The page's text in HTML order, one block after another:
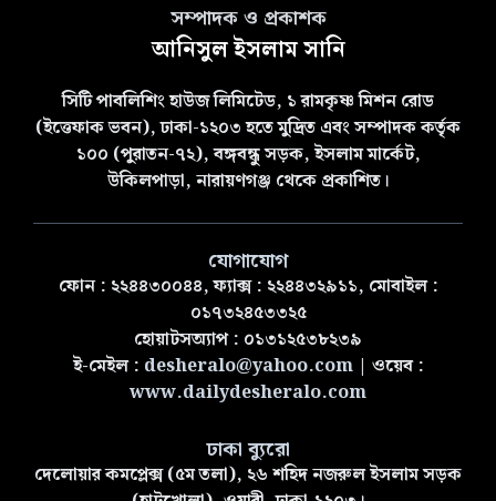
সম্পাদক ও প্রকাশক
আনিসুল ইসলাম সানি
সিটি পাবলিশিং হাউজ লিমিটেড, ১ রামকৃষ্ণ মিশন রোড
(ইত্তেফাক ভবন), ঢাকা-১২০৩ হতে মুদ্রিত এবং সম্পাদক কর্তৃক
১০০ (পুরাতন-৭২), বঙ্গবন্ধু সড়ক, ইসলাম মার্কেট,
উকিলপাড়া, নারায়ণগঞ্জ থেকে প্রকাশিত।
যোগাযোগ
ফোন : ২২৪৪৩০০৪৪, ফ্যাক্স : ২২৪৪৩২৯১১, মোবাইল :
০১৭৩২৪৫৩৩২৫
হোয়াটসঅ্যাপ : ০১৩১২৫৩৮২৩৯
ই-মেইল : desheralo@yahoo.com| ওয়েব :
www.dailydesheralo.com
ঢাকা ব্যুরো
দেলোয়ার কমপ্লেক্স (৫ম তলা), ২৬ শহিদ নজরুল ইসলাম সড়ক